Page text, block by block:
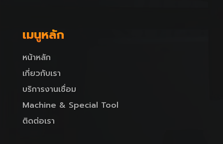
เมนูหลัก
หน้าหลัก
เกี่ยวกับเรา
บริการงานเชื่อม
Machine & Special Tool
ติดต่อเรา